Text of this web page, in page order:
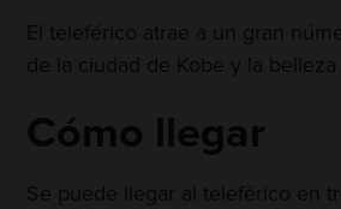
El teleférico atrae a un gran
de la ciudad de Kobe y la
Cómo llegar
Se puede llegar al teleférico en